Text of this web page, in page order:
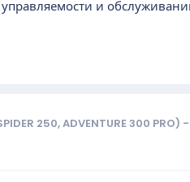
и
250, ADVENTURE 300